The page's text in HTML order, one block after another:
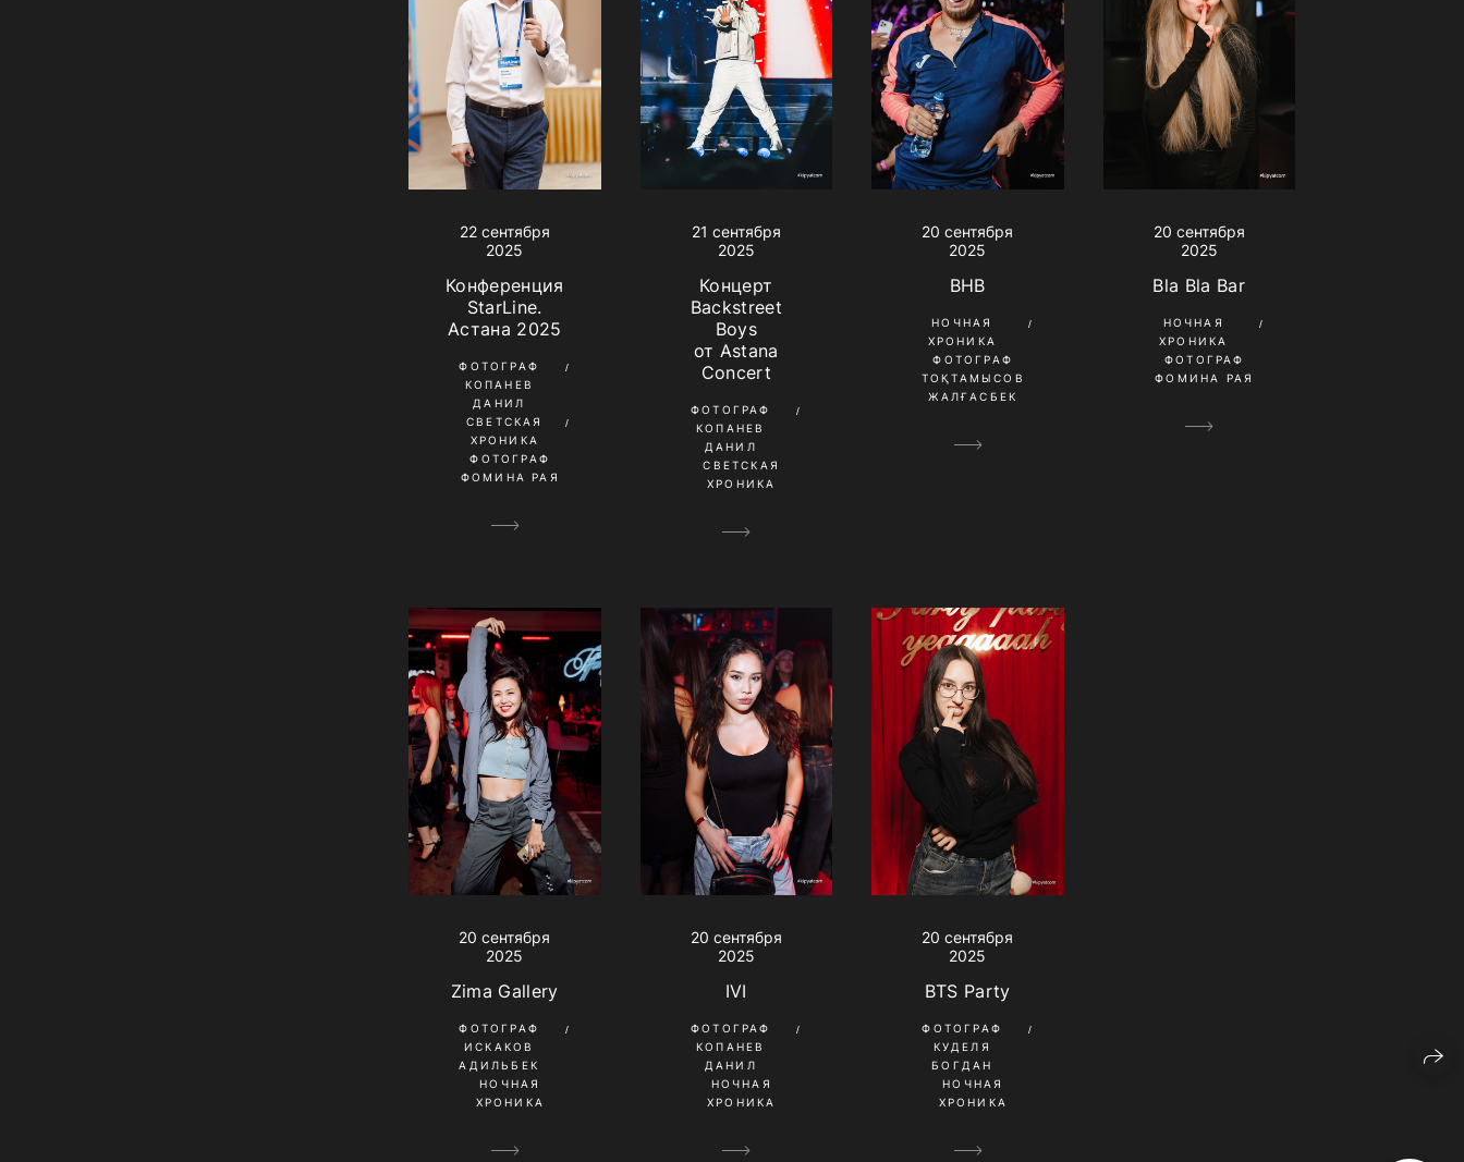
22 сентября
2025
Конференция
StarLine.
Астана 2025
ФОТОГРАФ
КОПАНЕВ
ДАНИЛ
СВЕТСКАЯ
ХРОНИКА
ФОТОГРАФ
ФОМИНА РАЯ
21 сентября
2025
Концерт
Backstreet
Boys
от Astana
Concert
ФОТОГРАФ
КОПАНЕВ
ДАНИЛ
СВЕТСКАЯ
ХРОНИКА
20 сентября
2025
BHB
НОЧНАЯ
ХРОНИКА
ФОТОГРАФ
ТОҚТАМЫСОВ
ЖАЛҒАСБЕК
20 сентября
2025
Bla Bla Bar
НОЧНАЯ
ХРОНИКА
ФОТОГРАФ
ФОМИНА РАЯ
20 сентября
2025
Zima Gallery
ФОТОГРАФ
ИСКАКОВ
АДИЛЬБЕК
НОЧНАЯ
ХРОНИКА
20 сентября
2025
IVI
ФОТОГРАФ
КОПАНЕВ
ДАНИЛ
НОЧНАЯ
ХРОНИКА
20 сентября
2025
BTS Party
ФОТОГРАФ
КУДЕЛЯ
БОГДАН
НОЧНАЯ
ХРОНИКА